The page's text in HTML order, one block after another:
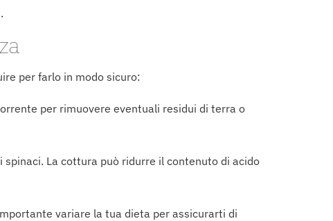
per farlo in modo sicuro:
per rimuovere eventuali residui di terra o
La cottura può ridurre il contenuto di acido
variare la tua dieta per assicurarti di